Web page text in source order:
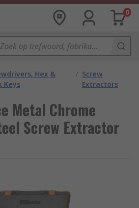
0
Hex &
Keys
/ Screw
Extractors
Metal Chrome
Screw Extractor